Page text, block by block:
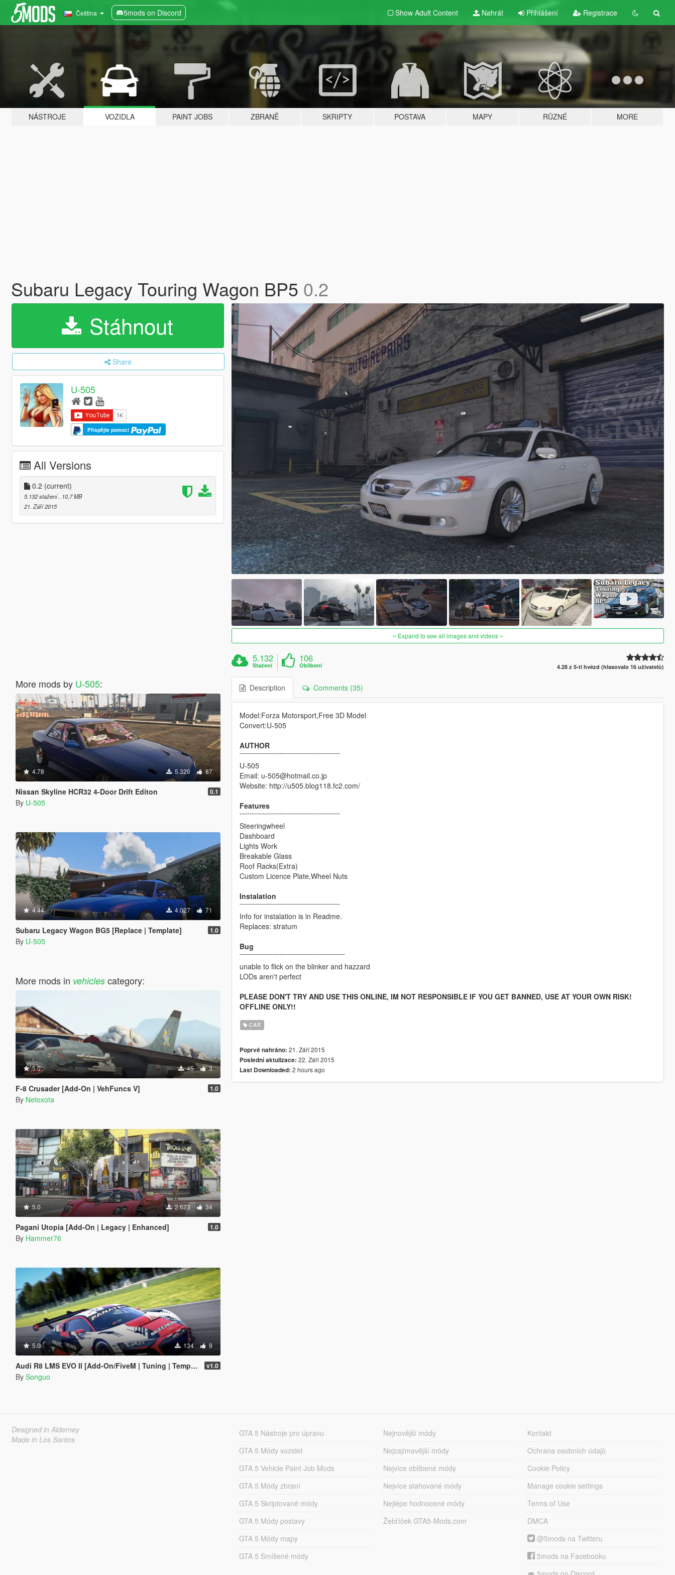
Čeština 5mods on Discord Show Adult Content Nahrát Přihlášení Registrace
NÁSTROJE VOZIDLA PAINT JOBS ZBRANĚ SKRIPTY POSTAVA MAPY RŮZNÉ MORE
Subaru Legacy Touring Wagon BP5 0.2
Stáhnout
Share
U-505
Přispějte pomocí
All Versions
0.2 (current)
5.132 stažení, 10,7 MB
21. Září 2015
More mods by U-505:
4.78 5.320 87
Nissan Skyline HCR32 4-Door Drift Editon 0.1
By U-505
4.44 4.027 71
Subaru Legacy Wagon BG5 [Replace | Template] 1.0
By U-505
More mods in vehiclescategory:
5.0 45 3
F-8 Crusader [Add-On | VehFuncs V] 1.0
By Netoxota
5.0 2.623 34
Pagani Utopia [Add-On | Legacy | Enhanced] 1.0
By Hammer76
5.0 134 9
Audi R8 LMS EVO II [Add-On/FiveM | Tuning | Template] v1.0
By Songuo
Expand to see all images and videos
5.132
Stažení
106
Oblíbení 4.28 z 5-ti hvězd (hlasovalo 16 uživatelů)
Description Comments (35)
Model:Forza Motorsport,Free 3D Model
Convert:U-505
AUTHOR
¯¯¯¯¯¯¯¯¯¯¯¯¯¯¯¯¯¯¯¯¯¯¯¯¯¯¯¯¯¯¯¯¯¯¯¯¯¯¯¯
U-505
Email: u-505@hotmail.co.jp
Website: http://u505.blog118.fc2.com/
Features
¯¯¯¯¯¯¯¯¯¯¯¯¯¯¯¯¯¯¯¯¯¯¯¯¯¯¯¯¯¯¯¯¯¯¯¯¯¯¯¯
Steeringwheel
Dashboard
Lights Work
Breakable Glass
Roof Racks(Extra)
Custom Licence Plate,Wheel Nuts
Instalation
¯¯¯¯¯¯¯¯¯¯¯¯¯¯¯¯¯¯¯¯¯¯¯¯¯¯¯¯¯¯¯¯¯¯¯¯¯¯¯¯
Info for instalation is in Readme.
Replaces: stratum
Bug
¯¯¯¯¯¯¯¯¯¯¯¯¯¯¯¯¯¯¯¯¯¯¯¯¯¯¯¯¯¯¯¯¯¯¯¯¯¯¯¯¯¯
unable to flick on the blinker and hazzard
LODs aren't perfect
PLEASE DON'T TRY AND USE THIS ONLINE, IM NOT RESPONSIBLE IF YOU GET BANNED, USE AT YOUR OWN RISK!
OFFLINE ONLY!!
CAR
Poprvé nahráno: 21. Září 2015
Poslední aktulizace: 22. Září 2015
Last Downloaded: 2 hours ago
Designed in Alderney
Made in Los Santos
GTA 5 Nástroje pro úpravu
GTA 5 Módy vozidel
GTA 5 Vehicle Paint Job Mods
GTA 5 Módy zbraní
GTA 5 Skriptované módy
GTA 5 Módy postavy
GTA 5 Módy mapy
GTA 5 Smíšené módy
Nejnovější módy
Nejzajímavější módy
Nejvíce oblíbené módy
Nejvíce stahované módy
Nejlépe hodnocené módy
Žebříček GTA5-Mods.com
Kontakt
Ochrana osobních údajů
Cookie Policy
Manage cookie settings
Terms of Use
DMCA
@5mods na Twitteru
5mods na Facebooku